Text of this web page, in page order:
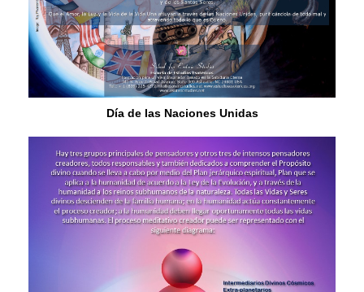
Día de las Naciones Unidas